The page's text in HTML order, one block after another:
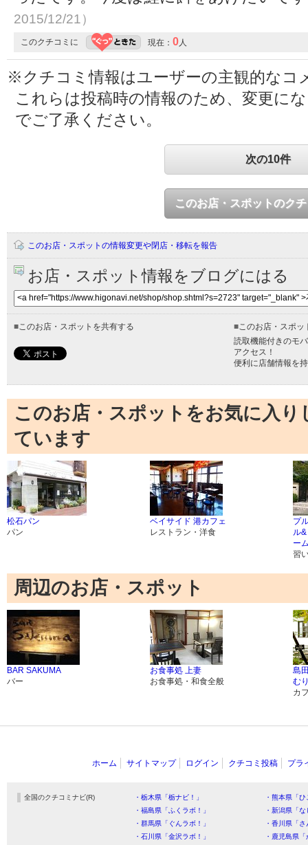
2015/12/21）
このクチコミに 現在： 0 人
※クチコミ情報はユーザーの主観的なコ
これらは投稿時の情報のため、変更に
でご了承ください。
次の10件
このお店・スポットのク
このお店・スポットの情報変更や閉店・移転を報告
お店・スポット情報をブログにはる
■ このお店・スポットを共有する ■ このお店・スポ
読取機能付きのモ
アクセス！
便利に店舗情報を
このお店・スポットをお気に入
ています
松石パン
パン
ベイサイド 港カフェ
レストラン・洋食
プ
ル
ー
習
周辺のお店・スポット
BAR SAKUMA
バー
お食事処 上妻
お食事処・和食全般
島
む
カ
ホーム サイトマップ ログイン クチコミ投稿 プラ
全国のクチコミナビ(R) ・栃木県「栃ナビ！」
・熊本県「
・福島県「ふくラボ！」
・新潟県「
・群馬県「ぐんラボ！」
・香川県「
・石川県「金沢ラボ！」
・鹿児島県